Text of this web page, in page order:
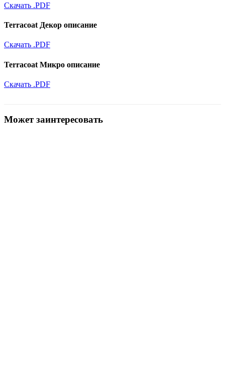
Скачать .PDF
Terracoat Декор описание
Скачать .PDF
Terracoat Микро описание
Скачать .PDF
Может заинтересовать